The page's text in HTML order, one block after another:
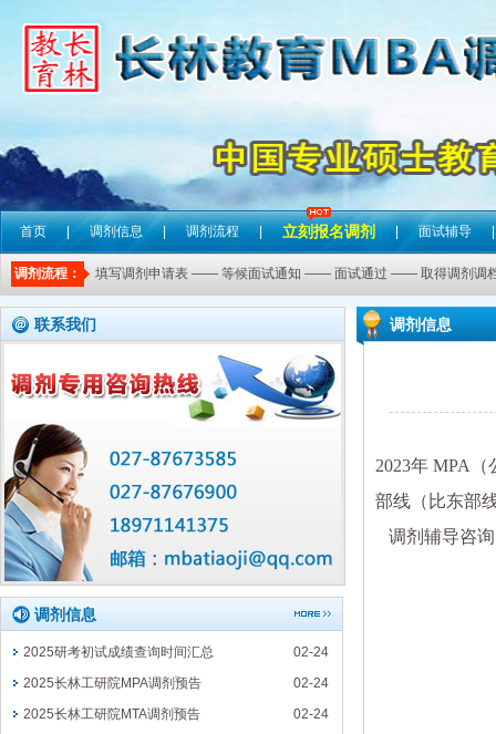
首页 调剂信息 | 调剂流程 | 立刻报名调剂 面试辅导
调剂流程： 填写调剂申请表 —— 等候面试通知 —— 面试通过 —— 取得调剂
联系我们
调剂信息
2025研考初试成绩查询时间汇总
02-24
2025长林工研院MPA调剂预告
02-24
2025长林工研院MTA调剂预告
02-24
调剂信息
2023年 MPA
部线（比东部
调剂辅导咨询